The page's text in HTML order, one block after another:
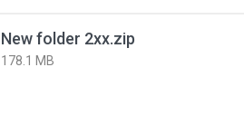
New folder 2xx.zip
178.1 MB